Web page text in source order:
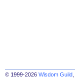
© 1999-2026 Wisdom Guild